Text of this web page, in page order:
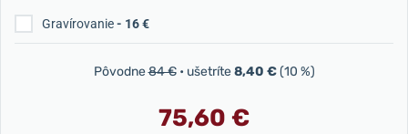
Gravírovanie- 16 €
Pôvodne84 € • ušetríte8,40 €(10 %)
75,60 €